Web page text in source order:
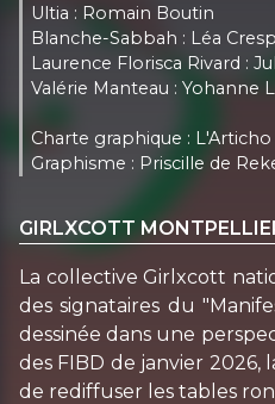
Ultia : Romain Boutin
Blanche-Sabbah : Léa
Laurence Florisca Rivard :
Valérie Manteau : Yohanne
Charte graphique :
Graphisme : Priscille de
GIRLXCOTT
La collective Girlxcott
des signataires du
dessinée dans une
des FIBD de janvier
de rediffuser les tables